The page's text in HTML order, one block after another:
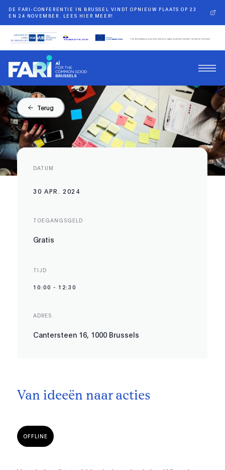
DE FARI-CONFERENTIE IN BRUSSEL VINDT OPNIEUW PLAATS OP 23
EN 24 NOVEMBER. LEES HIER MEER!
Terug
DATUM
30 APR. 2024
TOEGANGSGELD
Gratis
TIJD
10:00 - 12:30
ADRES
Cantersteen 16, 1000 Brussels
Van ideeën naar acties
OFFLINE